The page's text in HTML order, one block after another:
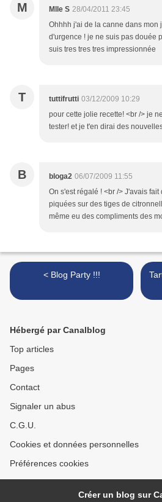
M Mlle S 28/04/2011 23:45
Ohhhh j'ai de la canne dans mon
d'urgence ! je ne suis pas douée
suis tres tres tres impressionnée
T tuttifrutti 03/12/2009 10:29
pour cette jolie recette! <br /> je
tester! et je t'en dirai des
B bloga2 06/07/2009 11:55
On s'est régalé ! <br /> J'avais
piquées sur des tiges de
même eu des compliments des
< Blog Party !!!
Hébergé par Canalblog
Top articles
Pages
Contact
Signaler un abus
C.G.U.
Cookies et données personnelles
Préférences cookies
Créer un blog sur